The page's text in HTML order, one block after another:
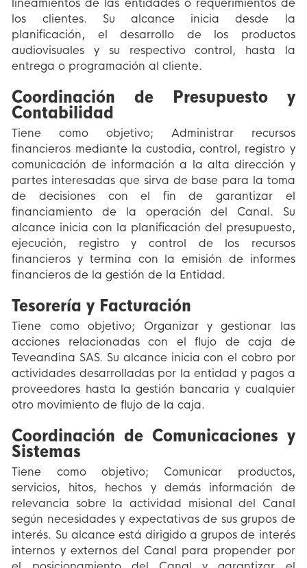
los clientes. Su alcance inicia desde la
planificación, el desarrollo de los productos
audiovisuales y su respectivo control, hasta la
entrega o programación al cliente.
Coordinación de Presupuesto y
Contabilidad
Tiene como objetivo; Administrar recursos
financieros mediante la custodia, control, registro y
comunicación de información a la alta dirección y
partes interesadas que sirva de base para la toma
de decisiones con el fin de garantizar el
financiamiento de la operación del Canal. Su
alcance inicia con la planificación del presupuesto,
ejecución, registro y control de los recursos
financieros y termina con la emisión de informes
financieros de la gestión de la Entidad.
Tesorería y Facturación
Tiene como objetivo; Organizar y gestionar las
acciones relacionadas con el flujo de caja de
Teveandina SAS. Su alcance inicia con el cobro por
actividades desarrolladas por la entidad y pagos a
proveedores hasta la gestión bancaria y cualquier
otro movimiento de flujo de la caja.
Coordinación de Comunicaciones y
Sistemas
Tiene como objetivo; Comunicar productos,
servicios, hitos, hechos y demás información de
relevancia sobre la actividad misional del Canal
según necesidades y expectativas de sus grupos de
interés. Su alcance está dirigido a grupos de interés
internos y externos del Canal para propender por